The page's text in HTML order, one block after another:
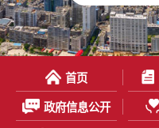
首页
政府信息公开